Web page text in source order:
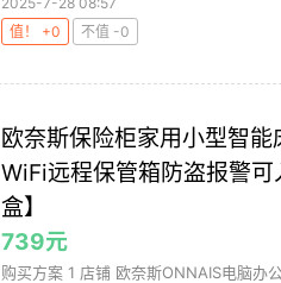
值！ +0
不值 -0
欧奈斯保险柜家用小型智
WiFi远程保管箱防盗报警
盒】
739元
购买方案 1 店铺 欧奈斯ONNAIS电脑